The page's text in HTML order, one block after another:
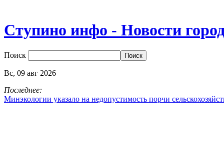
Ступино инфо - Новости
Поиск
Вс, 09 авг 2026
Последнее:
Минэкологии указало на недопустимость порчи